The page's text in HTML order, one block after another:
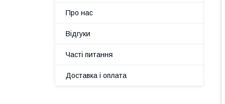
Про нас
Відгуки
Часті питання
Доставка і оплата